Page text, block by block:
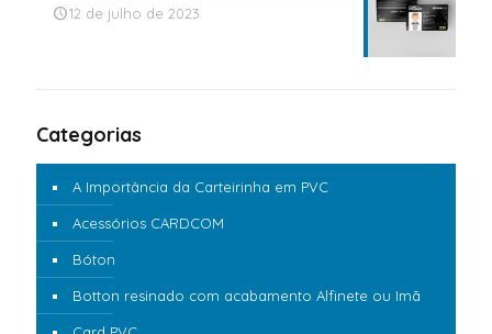
12 de julho de 2023
Categorias
A Importância da Carteirinha em PVC
Acessórios CARDCOM
Bóton
Botton resinado com acabamento Alfinete ou Imã